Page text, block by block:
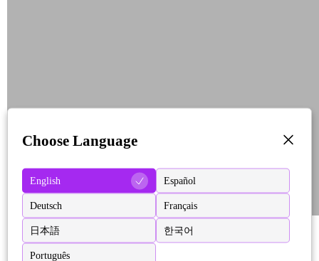
Choose Language
English Español
Deutsch Français
日本語 한국어
Português